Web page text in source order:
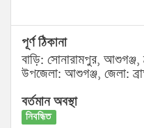
পূর্ণ ঠিকানা
বাড়ি: সোনারামপুর, আশুগঞ্জ,
উপজেলা: আশুগঞ্জ, জেলা:
বর্তমান অবস্থা
নিবন্ধিত